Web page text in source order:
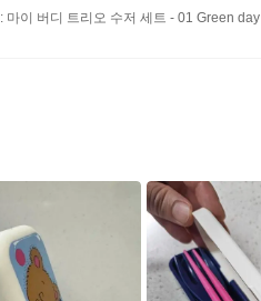
: 마이 버디 트리오 수저 세트 - 01 Green day